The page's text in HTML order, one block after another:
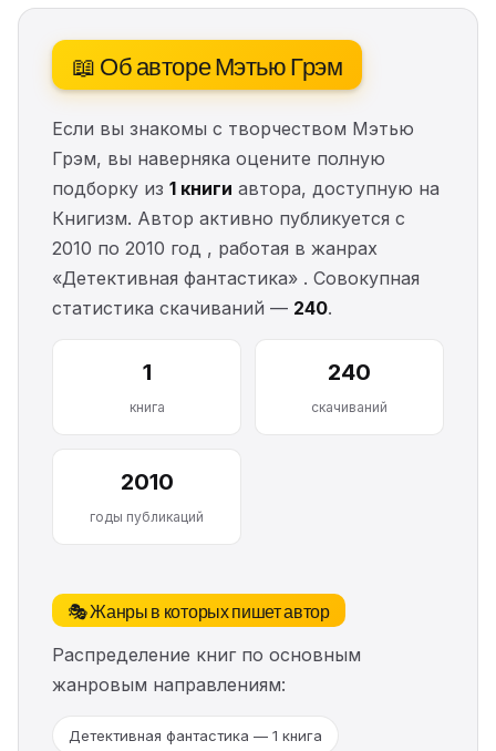
📖 Об авторе Мэтью Грэм
Если вы знакомы с творчеством Мэтью
Грэм, вы наверняка оцените полную
подборку из 1 книги автора, доступную на
Книгизм. Автор активно публикуется с
2010 по 2010 год , работая в жанрах
«Детективная фантастика» . Совокупная
статистика скачиваний — 240.
1
книга
240
скачиваний
2010
годы публикаций
🎭 Жанры в которых пишет автор
Распределение книг по основным
жанровым направлениям:
Детективная фантастика — 1 книга